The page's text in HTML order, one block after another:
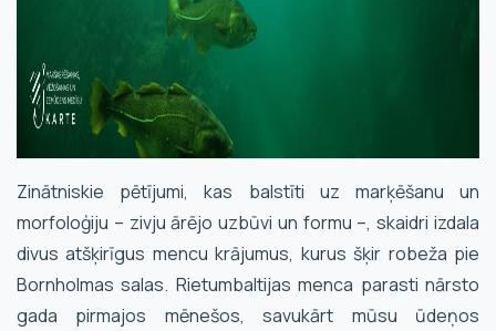
Zinātniskie pētījumi, kas balstīti uz marķēšanu un
morfoloģiju – zivju ārējo uzbūvi un formu –, skaidri izdala
divus atšķirīgus mencu krājumus, kurus šķir robeža pie
Bornholmas salas. Rietumbaltijas menca parasti nārsto
gada pirmajos mēnešos, savukārt mūsu ūdeņos